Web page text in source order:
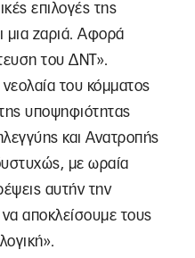
επιλογές της
μια ζαριά. Αφορά
του ΔΝΤ».
του κόμματος
υποψηφιότητας
και Ανατροπής
με ωραία
αυτήν την
αποκλείσουμε τους